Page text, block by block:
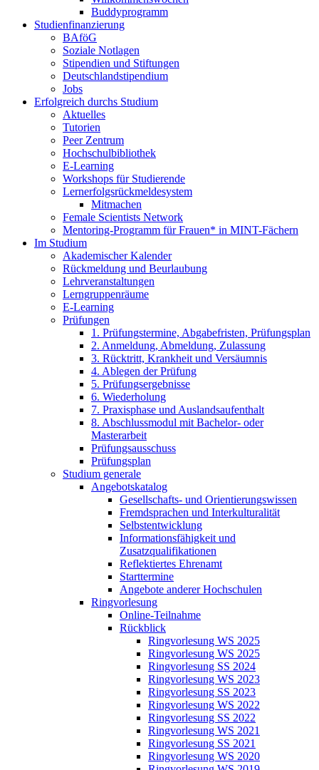
Buddyprogramm
Studienfinanzierung
BAföG
Soziale Notlagen
Stipendien und Stiftungen
Deutschlandstipendium
Jobs
Erfolgreich durchs Studium
Aktuelles
Tutorien
Peer Zentrum
Hochschulbibliothek
E-Learning
Workshops für Studierende
Lernerfolgsrückmeldesystem
Mitmachen
Female Scientists Network
Mentoring-Programm für Frauen* in MINT-Fächern
Im Studium
Akademischer Kalender
Rückmeldung und Beurlaubung
Lehrveranstaltungen
Lerngruppenräume
E-Learning
Prüfungen
1. Prüfungstermine, Abgabefristen, Prüfungsplan
2. Anmeldung, Abmeldung, Zulassung
3. Rücktritt, Krankheit und Versäumnis
4. Ablegen der Prüfung
5. Prüfungsergebnisse
6. Wiederholung
7. Praxisphase und Auslandsaufenthalt
8. Abschlussmodul mit Bachelor- oder
Masterarbeit
Prüfungsausschuss
Prüfungsplan
Studium generale
Angebotskatalog
Gesellschafts- und Orientierungswissen
Fremdsprachen und Interkulturalität
Selbstentwicklung
Informationsfähigkeit und
Zusatzqualifikationen
Reflektiertes Ehrenamt
Starttermine
Angebote anderer Hochschulen
Ringvorlesung
Online-Teilnahme
Rückblick
Ringvorlesung WS 2025
Ringvorlesung WS 2025
Ringvorlesung SS 2024
Ringvorlesung WS 2023
Ringvorlesung SS 2023
Ringvorlesung WS 2022
Ringvorlesung SS 2022
Ringvorlesung WS 2021
Ringvorlesung SS 2021
Ringvorlesung WS 2020